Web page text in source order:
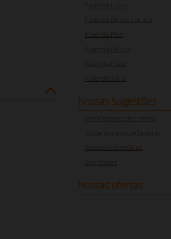
Fazenda Lucca
Fazenda Massa Carrara
Fazenda Pisa
Fazenda Pistoia
Fazenda Prato
Fazenda Siena
Nossas Sugestões
Propriedades de charme
Somente casas de fazenda
Reserva instantânea
Best Sellers
Nossas ofertas